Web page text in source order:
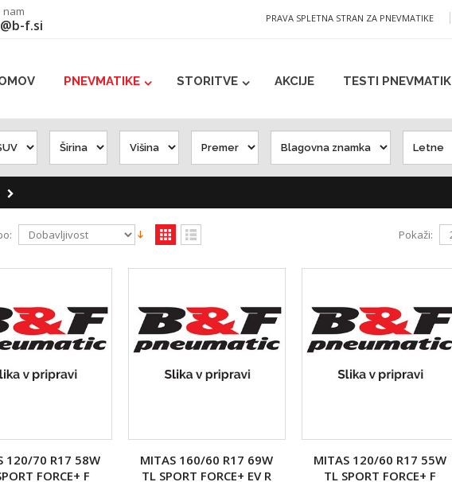
nam
f.si PRAVA SPLETNA STRAN ZA PNEVMATIKE
PNEVMATIKE STORITVE AKCIJE TESTI PNEVMATIK
Pokaži:
120/70 R17 58W
FORCE+ F
MITAS 160/60 R17 69W
TL SPORT FORCE+ EV R
MITAS 120/60 R17 55W
TL SPORT FORCE+ F